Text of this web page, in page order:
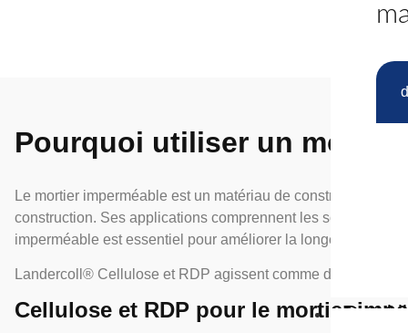
Pourquoi utiliser un mortier
Le mortier imperméable est un matériau de construction
construction. Ses applications comprennent les sous-sols
imperméable est essentiel pour améliorer la longévité et la
Landercoll® Cellulose et RDP agissent comme des additifs
Cellulose et RDP pour le mortier